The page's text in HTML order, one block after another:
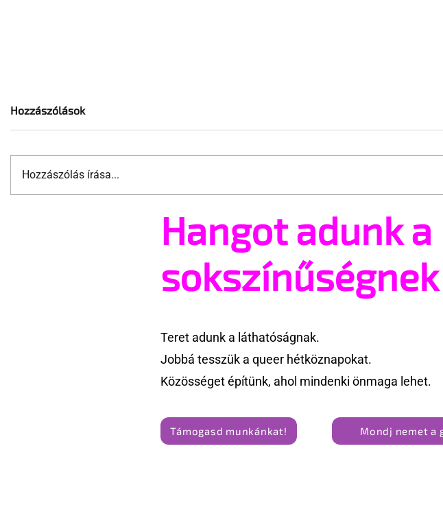
Miért éppen a homofób Katar
rendezhet világbajnokságot?
Hogyan lesz valakiből meleg
pornószínész?
Hozzászólások
Hozzászólás írása...
Hangot adunk a
sokszínűségnek
Teret adunk a láthatóságnak.
Jobbá tesszük a queer hétköznapokat.
Közösséget építünk, ahol mindenki önmaga lehet.
Támogasd munkánkat! Mondj nemet a